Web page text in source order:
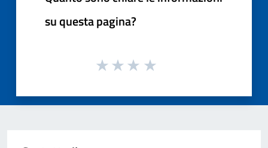
su questa pagina?